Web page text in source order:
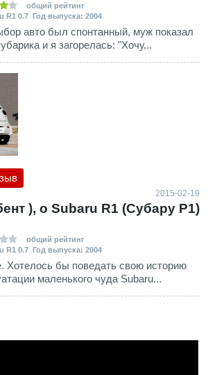
общий рейтинг
R1 0.7 Год выпуска: 2004
авто был спонтанный, муж показал
и я загорелась: "Хочу...
2015-02-19
), о Subaru R1 (Субару Р1)
общий рейтинг
R1 0.7 Год выпуска: 2004
Хотелось бы поведать свою историю
маленького чуда Subaru...